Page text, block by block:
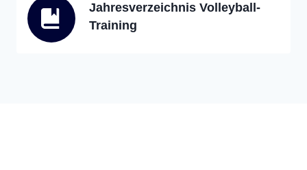
Jahresverzeichnis Volleyball-
Training